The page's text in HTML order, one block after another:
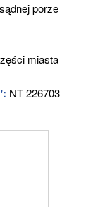
porze
miasta
NT 226703